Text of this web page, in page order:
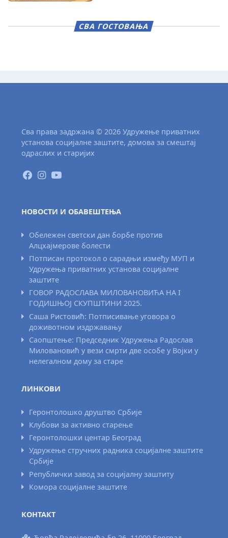
СВА ГОСТОВАЊА
Сва права задржана © 2026 Удружење приватних
установа социјалне заштите, домова за смештај
одраслих и старијих
НОВОСТИ И ОБАВЕШТЕЊА
Обележен светски дан борбе против
Алцхајмерове болести
Потписан протокол о сарадњи између МУП и
Удружења приватних установа социјалне
заштите
ГОВОР РАДОСЛАВА МИЛОВАНОВИЋА НА I
ГОДИШЊОЈ СКУПШТИНИ 2025.
Саша Ристовић: Потписивање уговора о
доживотном издржавању
Саопштење: Председник Удружења Радослав
Миловановић у вези смрти две особе у Војки у
нелегалном дому за старе
ЛИНКОВИ
Геронтолошко друштво Србије
Клубови за активно старење
Геронтолошки центар Београд
Удружење стручних радника социјалне заштите
Србије
Републички завод за социјалну заштиту
Комора социјалне заштите
КОНТАКТ